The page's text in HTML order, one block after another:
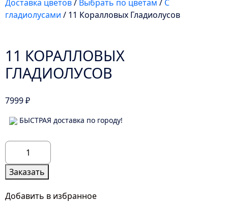
Доставка цветов/ Выбрать по цветам / С
гладиолусами / 11 Коралловых Гладиолусов
11 КОРАЛЛОВЫХ
ГЛАДИОЛУСОВ
7999₽
БЫСТРАЯ доставка по городу!
Количество
товара
11
Коралловых
Гладиолусов
Заказать
Добавить в избранное